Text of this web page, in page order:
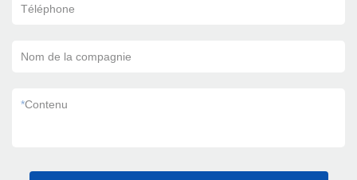
Téléphone
Nom de la compagnie
*Contenu